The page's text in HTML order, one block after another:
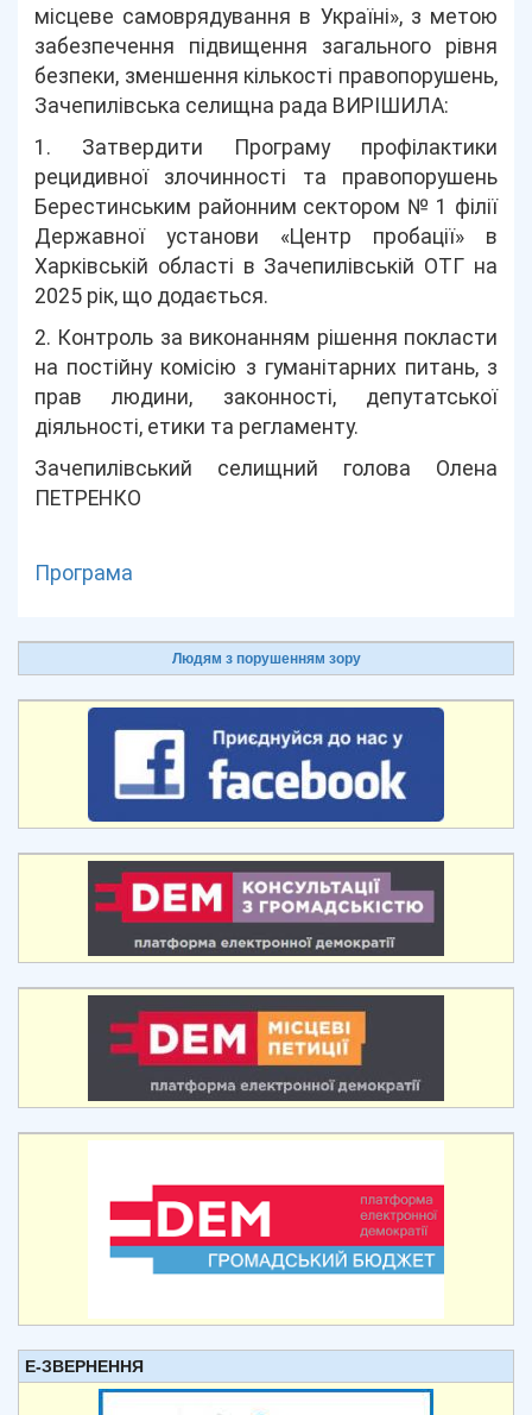
місцеве самоврядування в Україні», з метою
забезпечення підвищення загального рівня
безпеки, зменшення кількості правопорушень,
Зачепилівська селищна рада ВИРІШИЛА:
1. Затвердити Програму профілактики
рецидивної злочинності та правопорушень
Берестинським районним сектором № 1 філії
Державної установи «Центр пробації» в
Харківській області в Зачепилівській ОТГ на
2025 рік, що додається.
2. Контроль за виконанням рішення покласти
на постійну комісію з гуманітарних питань, з
прав людини, законності, депутатської
діяльності, етики та регламенту.
Зачепилівський селищний голова Олена
ПЕТРЕНКО
Програма
Людям з порушенням зору
Е-ЗВЕРНЕННЯ